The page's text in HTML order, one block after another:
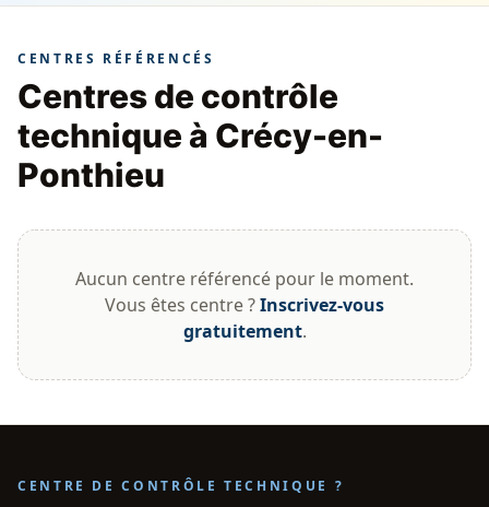
CENTRES RÉFÉRENCÉS
Centres de contrôle
technique à Crécy-en-
Ponthieu
Aucun centre référencé pour le moment.
Vous êtes centre ?Inscrivez-vous
gratuitement.
CENTRE DE CONTRÔLE TECHNIQUE ?